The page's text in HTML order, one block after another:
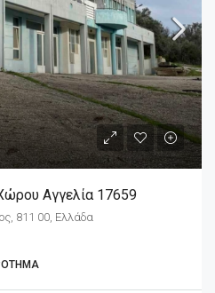
Αγγελία 17659
811 00, Ελλάδα